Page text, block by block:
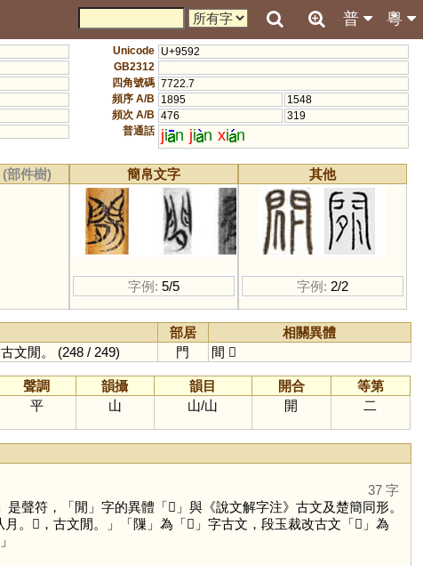
粵
普
Unicode U+9592
GB2312
四角號碼 7722.7
頻序 A/B
1895
1548
頻次 A/B 476
319
普通話 ji n ji n xi n
(部件樹) 簡帛文字
字例: 5/5
其他
字例: 2/2
部居
相關異體
古文閒。 (248 / 249) 門 間 𨳿
聲調 韻攝 韻目 開合
等第
平 山 山/山 開 二
37 字
是聲符，「閒 」字的異體「𨳿 」與《說文解字注》古文及楚簡同形。
。𨳢，古文閒。」「隟 」為「𨻶 」字古文，段玉裁改古文「𨳢 」為